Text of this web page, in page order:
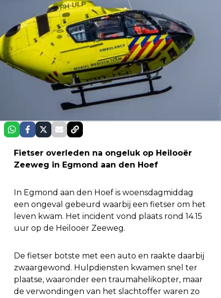
Fietser overleden na ongeluk op Heilooër
Zeeweg in Egmond aan den Hoef
In Egmond aan den Hoef is woensdagmiddag
een ongeval gebeurd waarbij een fietser om het
leven kwam. Het incident vond plaats rond 14.15
uur op de Heilooër Zeeweg.
De fietser botste met een auto en raakte daarbij
zwaargewond. Hulpdiensten kwamen snel ter
plaatse, waaronder een traumahelikopter, maar
de verwondingen van het slachtoffer waren zo